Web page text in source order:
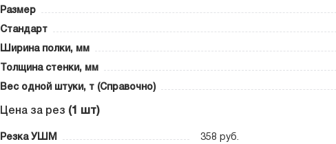
Размер
Стандарт
Ширина полки, мм
Толщина стенки, мм
Вес одной штуки, т (Справочно)
Цена за рез (1 шт)
Резка УШМ 358 руб.